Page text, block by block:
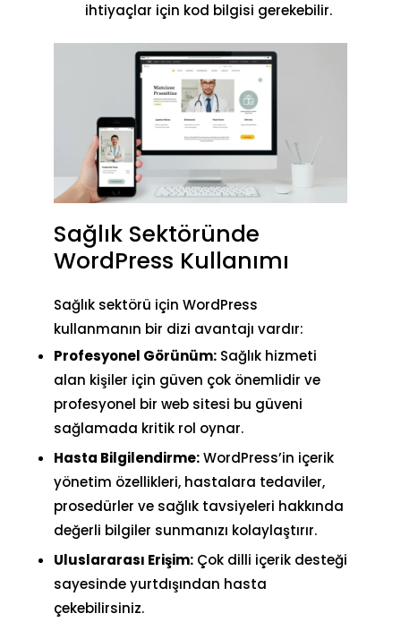
ihtiyaçlar için kod bilgisi gerekebilir.
Sağlık Sektöründe
WordPress Kullanımı
Sağlık sektörü için WordPress
kullanmanın bir dizi avantajı vardır:
Profesyonel Görünüm: Sağlık hizmeti
alan kişiler için güven çok önemlidir ve
profesyonel bir web sitesi bu güveni
sağlamada kritik rol oynar.
Hasta Bilgilendirme:WordPress’in içerik
yönetim özellikleri, hastalara tedaviler,
prosedürler ve sağlık tavsiyeleri hakkında
değerli bilgiler sunmanızı kolaylaştırır.
Uluslararası Erişim: Çok dilli içerik desteği
sayesindeyurtdışından hasta
çekebilirsiniz.